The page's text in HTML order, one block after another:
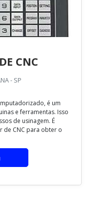
CNC
- SP
é um
e ferramentas. Isso
de usinagem. É
CNC para obter o